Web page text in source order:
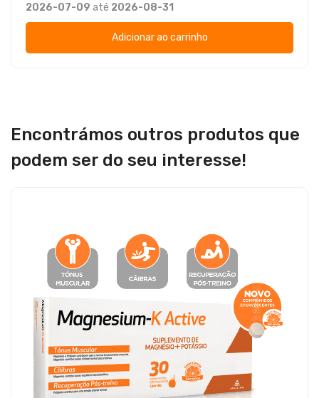
2026-07-09 até 2026-08-31
Adicionar ao carrinho
Encontrámos outros produtos que
podem ser do seu interesse!